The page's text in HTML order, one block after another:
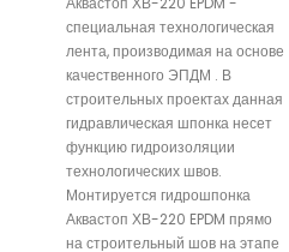
специальная технологическая
лента, производимая на основе
качественного ЭПДМ . В
строительных проектах данная
гидравлическая шпонка несет
функцию гидроизоляции
технологических швов.
Монтируется гидрошпонка
Аквастоп ХВ-220 EPDM прямо
на строительный шов на этапе